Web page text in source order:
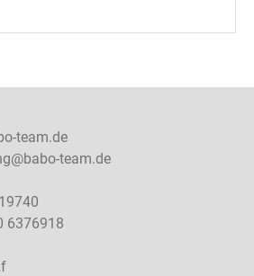
team.de
team.de
6376918